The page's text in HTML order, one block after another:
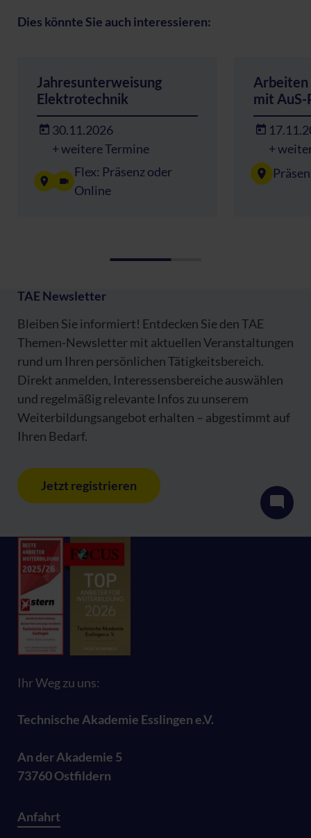
Dies könnte Sie auch interessieren:
Jahresunterweisung
Elektrotechnik
30.11.2026
+ weitere Termine
Flex: Präsenz oder
Online
Arbeiten
mit AuS-
+
TAE Newsletter
Bleiben Sie informiert! Entdecken Sie den TAE
Themen-Newsletter mit aktuellen Veranstaltungen
rund um Ihren persönlichen Tätigkeitsbereich.
Direkt anmelden, Interessensbereiche auswählen
und regelmäßig relevante Infos zu unserem
Weiterbildungsangebot erhalten – abgestimmt auf
Ihren Bedarf.
Jetzt registrieren
Ihr Weg zu uns:
Technische Akademie Esslingen e.V.
An der Akademie 5
73760 Ostfildern
Anfahrt